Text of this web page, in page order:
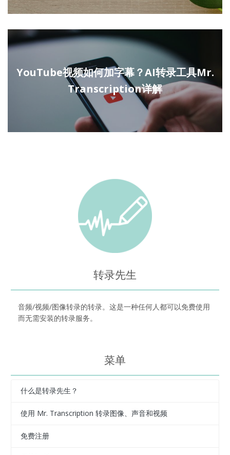
YouTube视频如何加字幕？AI转录工具Mr.
Transcription详解
转录先生
音频/视频/图像转录的转录。这是一种任何人都可以免费使用
而无需安装的转录服务。
菜单
什么是转录先生？
使用 Mr. Transcription 转录图像、声音和视频
免费注册